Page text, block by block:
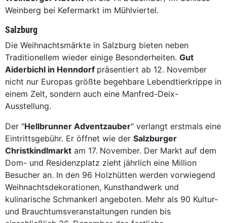
Weinberg bei Kefermarkt im Mühlviertel.
Salzburg
Die Weihnachtsmärkte in Salzburg bieten neben
Traditionellem wieder einige Besonderheiten. Gut
Aiderbichl in Henndorf präsentiert ab 12. November
nicht nur Europas größte begehbare Lebendtierkrippe in
einem Zelt, sondern auch eine Manfred-Deix-
Ausstellung.
Der "Hellbrunner Adventzauber" verlangt erstmals eine
Eintrittsgebühr. Er öffnet wie der Salzburger
Christkindlmarkt am 17. November. Der Markt auf dem
Dom- und Residenzplatz zieht jährlich eine Million
Besucher an. In den 96 Holzhütten werden vorwiegend
Weihnachtsdekorationen, Kunsthandwerk und
kulinarische Schmankerl angeboten. Mehr als 90 Kultur-
und Brauchtumsveranstaltungen runden bis